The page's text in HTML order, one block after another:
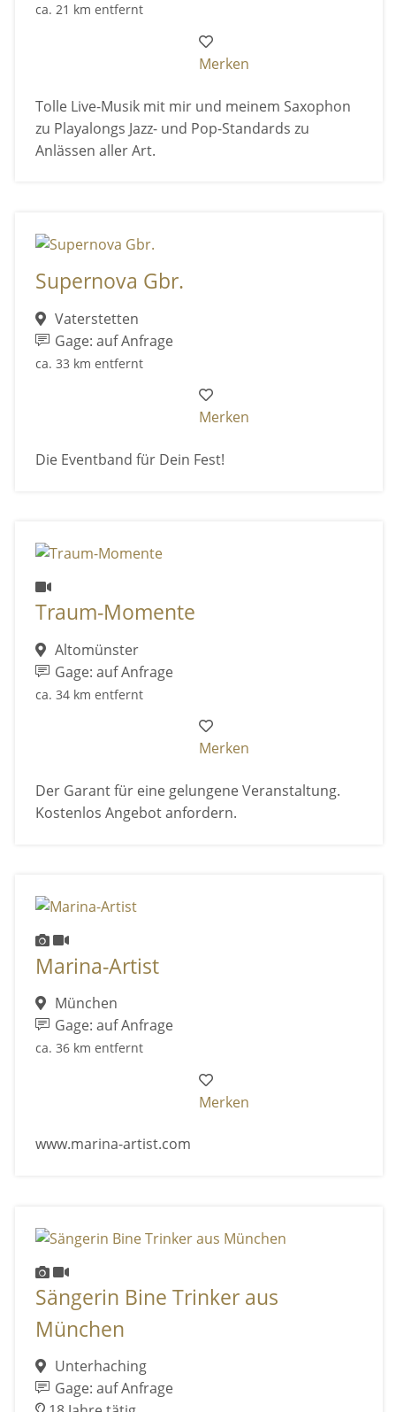
ca. 21 km entfernt
Merken
Tolle Live-Musik mit mir und meinem Saxophon
zu Playalongs Jazz- und Pop-Standards zu
Anlässen aller Art.
Supernova Gbr.
Vaterstetten
Gage: auf Anfrage
ca. 33 km entfernt
Merken
Die Eventband für Dein Fest!
Traum-Momente
Altomünster
Gage: auf Anfrage
ca. 34 km entfernt
Merken
Der Garant für eine gelungene Veranstaltung.
Kostenlos Angebot anfordern.
Marina-Artist
München
Gage: auf Anfrage
ca. 36 km entfernt
Merken
www.marina-artist.com
Sängerin Bine Trinker aus
München
Unterhaching
Gage: auf Anfrage